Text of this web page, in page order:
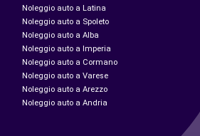
Noleggio auto a Latina
Noleggio auto a Spoleto
Noleggio auto a Alba
Noleggio auto a Imperia
Noleggio auto a Cormano
Noleggio auto a Varese
Noleggio auto a Arezzo
Noleggio auto a Andria